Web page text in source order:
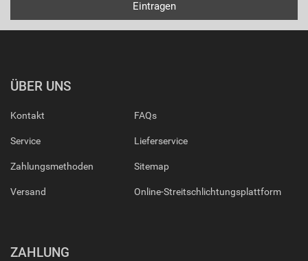
ÜBER UNS
Kontakt
Service
Zahlungsmethoden
Versand
FAQs
Lieferservice
Sitemap
Online-Streitschlichtungsplattform
ZAHLUNG